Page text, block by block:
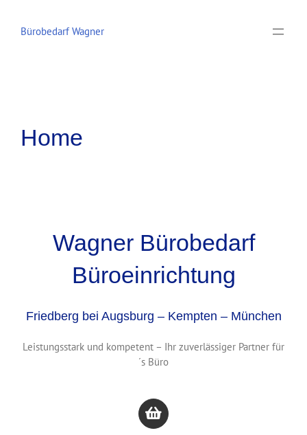
springenBürobedarf Wagner
Home
Wagner Bürobedarf
Büroeinrichtung
Friedberg bei Augsburg – Kempten – München
Leistungsstark und kompetent – Ihr zuverlässiger Partner für
´s Büro